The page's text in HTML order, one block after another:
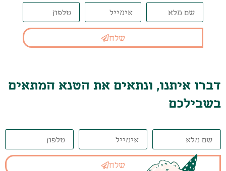
שלח
דברו איתנו, ונתאים את הטנא המתאים
בשבילכם
שלח